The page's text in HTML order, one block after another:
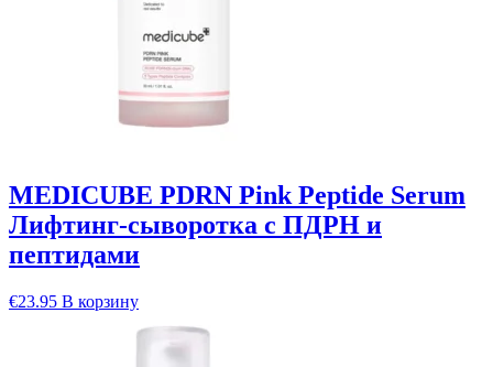
MEDICUBE PDRN Pink Peptide Serum
Лифтинг-сыворотка с ПДРН и
пептидами
€23.95 В корзину